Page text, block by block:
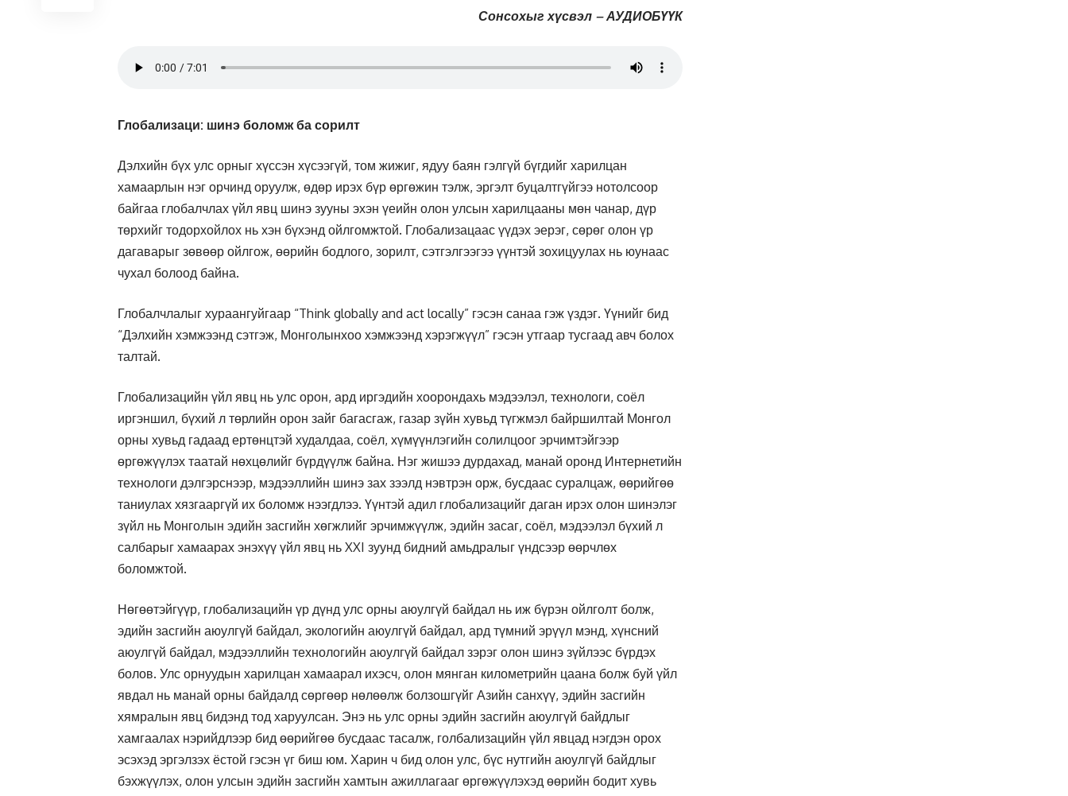
Сонсохыг хүсвэл – АУДИОБҮҮК
Глобализаци: шинэ боломж ба сорилт
Дэлхийн бүх улс орныг хүссэн хүсээгүй, том жижиг, ядуу баян гэлгүй бүгдийг харилцан
хамаарлын нэг орчинд оруулж, өдөр ирэх бүр өргөжин тэлж, эргэлт буцалтгүйгээ нотолсоор
байгаа глобалчлах үйл явц шинэ зууны эхэн үеийн олон улсын харилцааны мөн чанар, дүр
төрхийг тодорхойлох нь хэн бүхэнд ойлгомжтой. Глобализацаас үүдэх эерэг, сөрөг олон үр
дагаварыг зөвөөр ойлгож, өөрийн бодлого, зорилт, сэтгэлгээгээ үүнтэй зохицуулах нь юунаас
чухал болоод байна.
Глобалчлалыг хураангуйгаар “Think glоbаllу аnd асt lосаllу” гэсэн санаа гэж үздэг. Үүнийг бид
“Дэлхийн хэмжээнд сэтгэж, Монголынхоо хэмжээнд хэрэгжүүл” гэсэн утгаар тусгаад авч болох
талтай.
Глобализацийн үйл явц нь улс орон, ард иргэдийн хоорондахь мэдээлэл, технологи, соёл
иргэншил, бүхий л төрлийн орон зайг багасгаж, газар зүйн хувьд түгжмэл байршилтай Монгол
орны хувьд гадаад ертөнцтэй худалдаа, соёл, хүмүүнлэгийн солилцоог эрчимтэйгээр
өргөжүүлэх таатай нөхцөлийг бүрдүүлж байна. Нэг жишээ дурдахад, манай оронд Интернетийн
технологи дэлгэрснээр, мэдээллийн шинэ зах зээлд нэвтрэн орж, бусдаас суралцаж, өөрийгөө
таниулах хязгааргүй их боломж нээгдлээ. Үүнтэй адил глобализацийг даган ирэх олон шинэлэг
зүйл нь Монголын эдийн засгийн хөгжлийг эрчимжүүлж, эдийн засаг, соёл, мэдээлэл бүхий л
салбарыг хамаарах энэхүү үйл явц нь XXI зуунд бидний амьдралыг үндсээр өөрчлөх
боломжтой.
Нөгөөтэйгүүр, глобализацийн үр дүнд улс орны аюулгүй байдал нь иж бүрэн ойлголт болж,
эдийн засгийн аюулгүй байдал, экологийн аюулгүй байдал, ард түмний эрүүл мэнд, хүнсний
аюулгүй байдал, мэдээллийн технологийн аюулгүй байдал зэрэг олон шинэ зүйлээс бүрдэх
болов. Улс орнуудын харилцан хамаарал ихэсч, олон мянган километрийн цаана болж буй үйл
явдал нь манай орны байдалд сөргөөр нөлөөлж болзошгүйг Азийн санхүү, эдийн засгийн
хямралын явц бидэнд тод харуулсан. Энэ нь улс орны эдийн засгийн аюулгүй байдлыг
хамгаалах нэрийдлээр бид өөрийгөө бусдаас тасалж, голбализацийн үйл явцад нэгдэн орох
эсэхэд эргэлзэх ёстой гэсэн үг биш юм. Харин ч бид олон улс, бүс нутгийн аюулгүй байдлыг
бэхжүүлэх, олон улсын эдийн засгийн хамтын ажиллагааг өргөжүүлэхэд өөрийн бодит хувь